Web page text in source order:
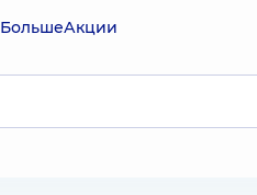
БольшеАкции